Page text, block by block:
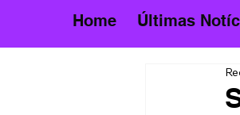
Home Últimas